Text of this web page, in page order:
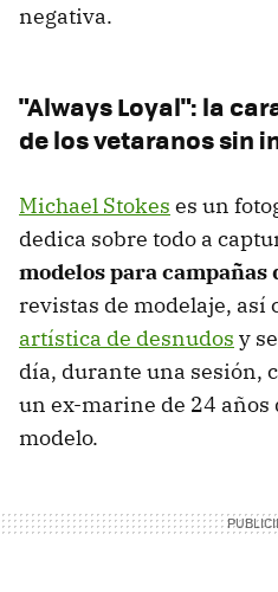
negativa.
"Always Loyal": la
de los vetaranos sin
Michael Stokes es un
dedica sobre todo a
modelos para
revistas de modelaje, así
artística de desnudos y
día, durante una sesión,
un ex-marine de 24 años
modelo.